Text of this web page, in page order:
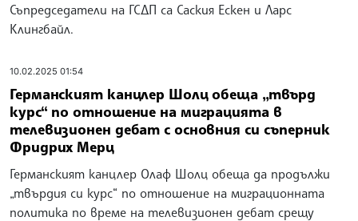
Съпредседатели на ГСДП са Саския Ескен и Ларс
Клингбайл.
10.02.2025 01:54
Германският канцлер Шолц обеща „твърд
курс“ по отношение на миграцията в
телевизионен дебат с основния си съперник
Фридрих Мерц
Германският канцлер Олаф Шолц обеща да продължи
„твърдия си курс“ по отношение на миграционната
политика по време на телевизионен дебат срещу